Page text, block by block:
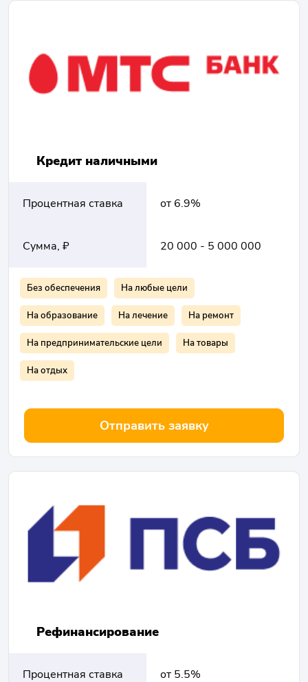
Кредит наличными
Процентная ставка от 6.9%
Сумма, ₽ 20 000 - 5 000 000
Без обеспечения На любые цели
На образование На лечение На ремонт
На предпринимательские цели На товары
На отдых
Отправить заявку
Рефинансирование
Процентная ставка от 5.5%